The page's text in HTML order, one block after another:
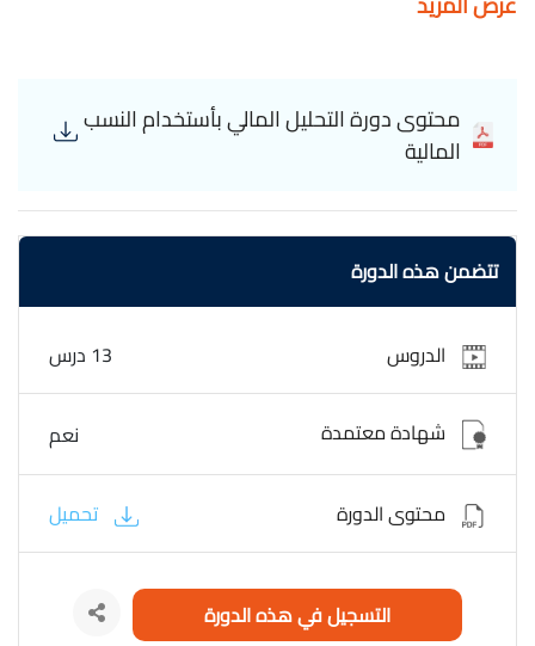
محتوى دورة التحليل المالي بأستخدام النسب
المالية
تتضمن هذه الدورة
الدروس 13 درس
شهادة معتمدة نعم
محتوى الدورة تحميل
التسجيل في هذه الدورة